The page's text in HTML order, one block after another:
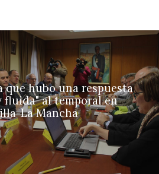
que hubo una respuesta
fluida" al temporal en
La Mancha